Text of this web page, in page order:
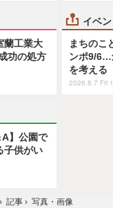
蘭工業大
功の処方
イベン
まちのこ
ンポ9/6…
を考える
2026.8.7 Fri
A】公園で
子供がい
› 記事 › 写真・画像